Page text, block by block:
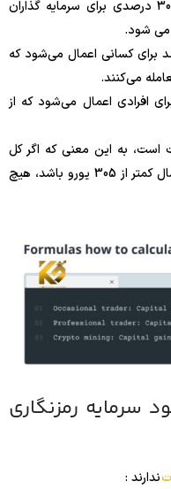
مالیات 30 درصدی برای سرمایه گذاران
می شود.
درصد برای کسانی اعمال می‌شود که
می‌کنند.
برای افرادی اعمال می‌شود که از
از مالیات است، به این معنی که اگر کل
سود سرمایه شما از فروش کریپتو در یک سال کمتر از 305 یورو باشد، هیچ
سرمایه رمزنگاری
ندارند :